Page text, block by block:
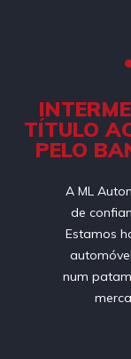
TÍTULO
PELO
A ML
de
Estamos
num